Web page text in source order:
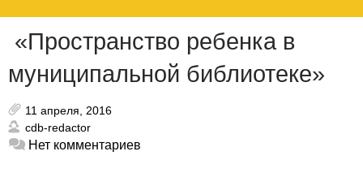
«Пространство ребенка в
муниципальной библиотеке»
11 апреля, 2016
cdb-redactor
Нет комментариев